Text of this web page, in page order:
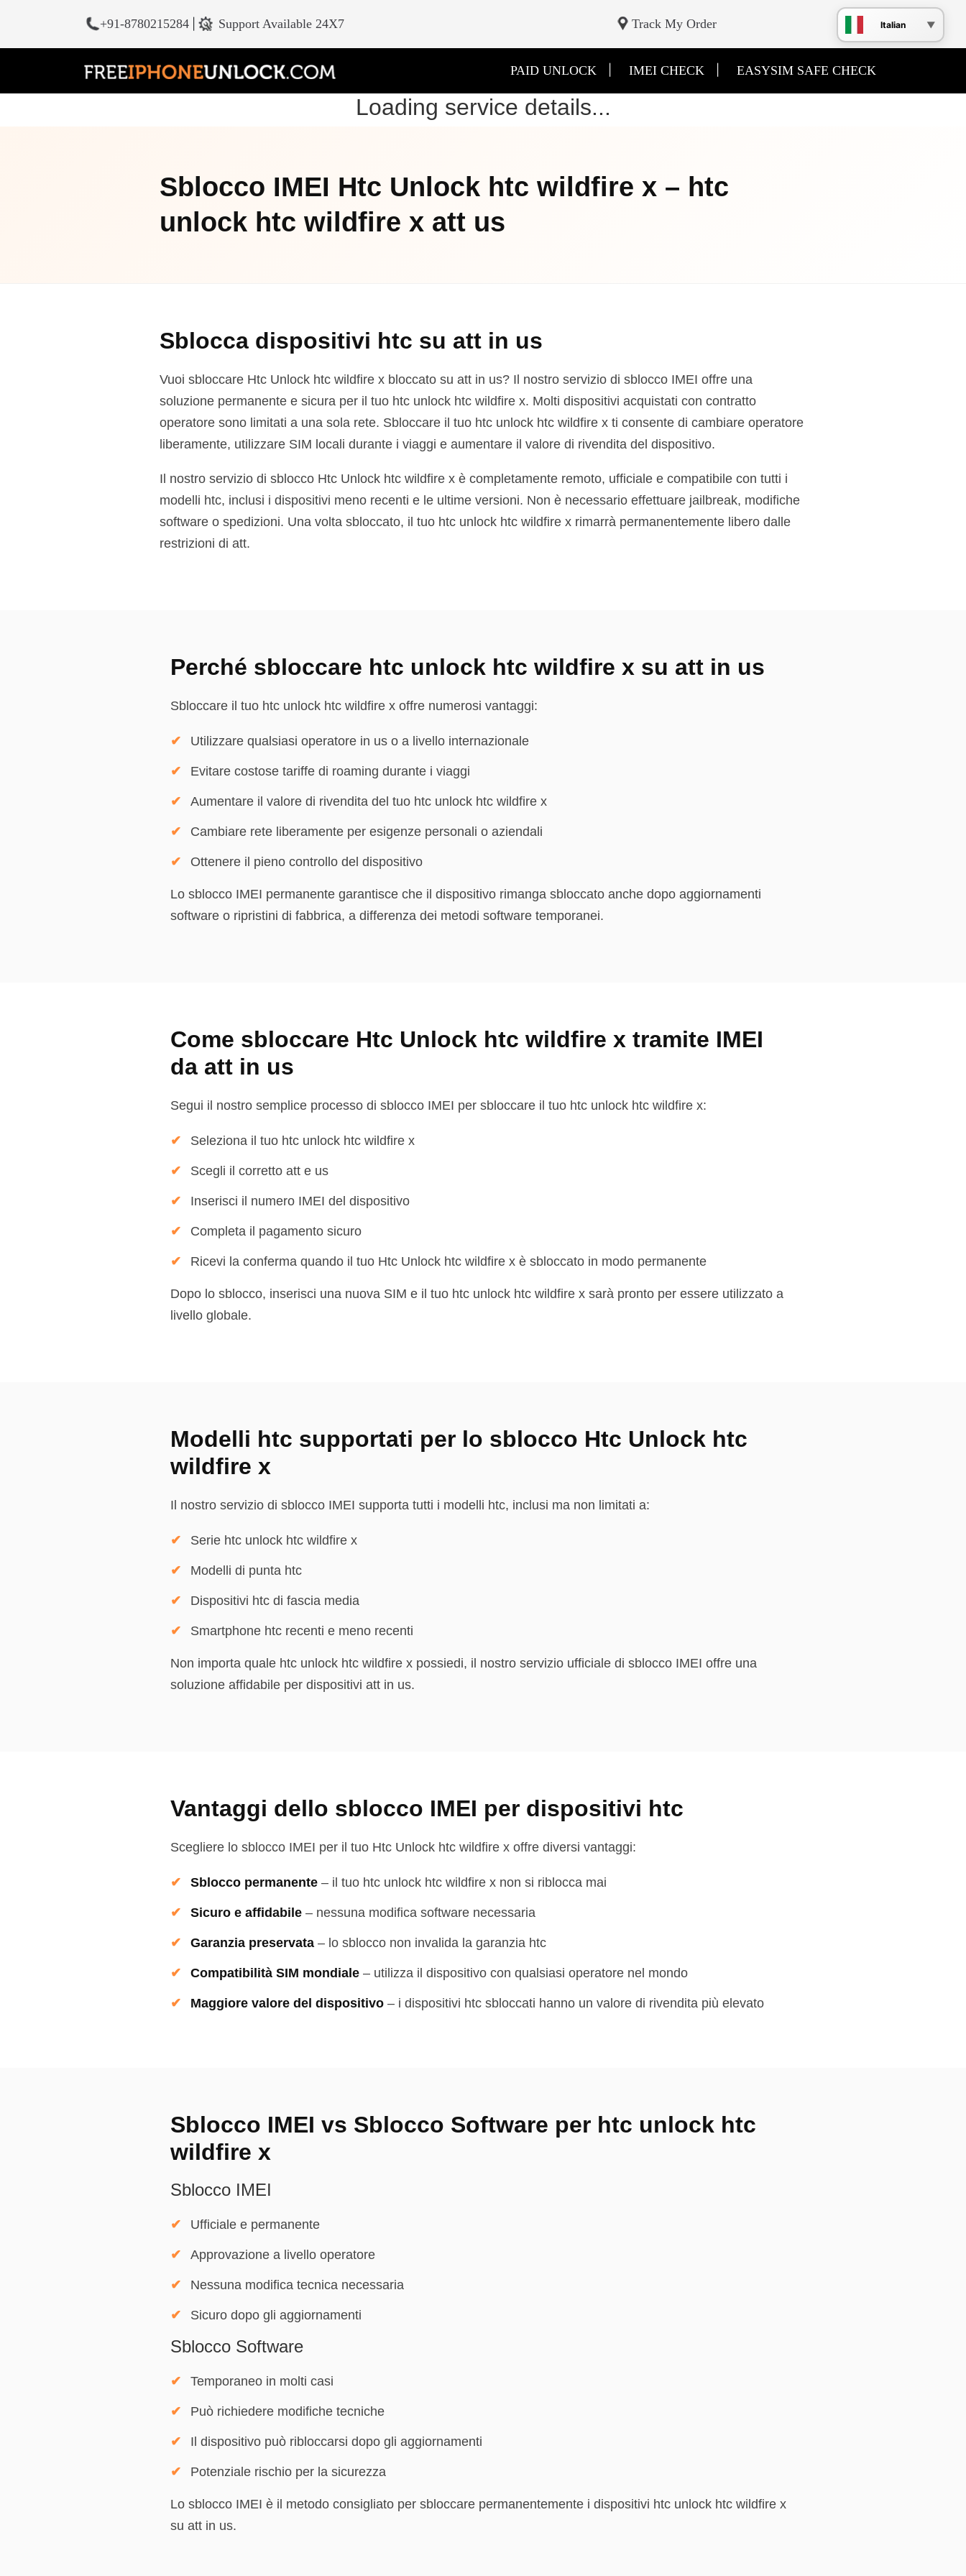
+91-8780215284 Support Available 24X7 Track My Order Italian
PAID UNLOCK IMEI CHECK EASYSIM SAFE CHECK
Loading service details...
Sblocco IMEI Htc Unlock htc wildfire x – htc
unlock htc wildfire x att us
Sblocca dispositivi htc su att in us
Vuoi sbloccare Htc Unlock htc wildfire x bloccato su att in us? Il nostro servizio di sblocco IMEI offre una
soluzione permanente e sicura per il tuo htc unlock htc wildfire x. Molti dispositivi acquistati con contratto
operatore sono limitati a una sola rete. Sbloccare il tuo htc unlock htc wildfire x ti consente di cambiare operatore
liberamente, utilizzare SIM locali durante i viaggi e aumentare il valore di rivendita del dispositivo.
Il nostro servizio di sblocco Htc Unlock htc wildfire x è completamente remoto, ufficiale e compatibile con tutti i
modelli htc, inclusi i dispositivi meno recenti e le ultime versioni. Non è necessario effettuare jailbreak, modifiche
software o spedizioni. Una volta sbloccato, il tuo htc unlock htc wildfire x rimarrà permanentemente libero dalle
restrizioni di att.
Perché sbloccare htc unlock htc wildfire x su att in us
Sbloccare il tuo htc unlock htc wildfire x offre numerosi vantaggi:
Utilizzare qualsiasi operatore in us o a livello internazionale
Evitare costose tariffe di roaming durante i viaggi
Aumentare il valore di rivendita del tuo htc unlock htc wildfire x
Cambiare rete liberamente per esigenze personali o aziendali
Ottenere il pieno controllo del dispositivo
Lo sblocco IMEI permanente garantisce che il dispositivo rimanga sbloccato anche dopo aggiornamenti
software o ripristini di fabbrica, a differenza dei metodi software temporanei.
Come sbloccare Htc Unlock htc wildfire x tramite IMEI
da att in us
Segui il nostro semplice processo di sblocco IMEI per sbloccare il tuo htc unlock htc wildfire x:
Seleziona il tuo htc unlock htc wildfire x
Scegli il corretto att e us
Inserisci il numero IMEI del dispositivo
Completa il pagamento sicuro
Ricevi la conferma quando il tuo Htc Unlock htc wildfire x è sbloccato in modo permanente
Dopo lo sblocco, inserisci una nuova SIM e il tuo htc unlock htc wildfire x sarà pronto per essere utilizzato a
livello globale.
Modelli htc supportati per lo sblocco Htc Unlock htc
wildfire x
Il nostro servizio di sblocco IMEI supporta tutti i modelli htc, inclusi ma non limitati a:
Serie htc unlock htc wildfire x
Modelli di punta htc
Dispositivi htc di fascia media
Smartphone htc recenti e meno recenti
Non importa quale htc unlock htc wildfire x possiedi, il nostro servizio ufficiale di sblocco IMEI offre una
soluzione affidabile per dispositivi att in us.
Vantaggi dello sblocco IMEI per dispositivi htc
Scegliere lo sblocco IMEI per il tuo Htc Unlock htc wildfire x offre diversi vantaggi:
Sblocco permanente – il tuo htc unlock htc wildfire x non si riblocca mai
Sicuro e affidabile – nessuna modifica software necessaria
Garanzia preservata – lo sblocco non invalida la garanzia htc
Compatibilità SIM mondiale – utilizza il dispositivo con qualsiasi operatore nel mondo
Maggiore valore del dispositivo – i dispositivi htc sbloccati hanno un valore di rivendita più elevato
Sblocco IMEI vs Sblocco Software per htc unlock htc
wildfire x
Sblocco IMEI
Ufficiale e permanente
Approvazione a livello operatore
Nessuna modifica tecnica necessaria
Sicuro dopo gli aggiornamenti
Sblocco Software
Temporaneo in molti casi
Può richiedere modifiche tecniche
Il dispositivo può ribloccarsi dopo gli aggiornamenti
Potenziale rischio per la sicurezza
Lo sblocco IMEI è il metodo consigliato per sbloccare permanentemente i dispositivi htc unlock htc wildfire x
su att in us.